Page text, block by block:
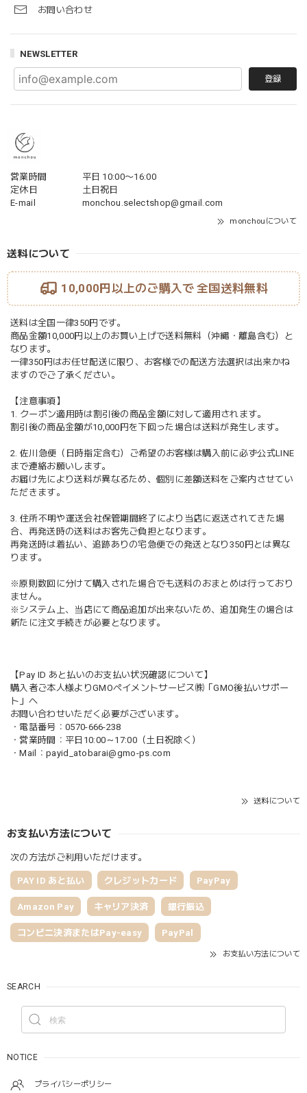
お問い合わせ
NEWSLETTER
登録
営業時間
平日 10:00〜16:00
定休日
土日祝日
E-mail
monchou.selectshop@gmail.com
monchouについて
送料について
10,000円以上のご購入で 全国送料無料
送料は全国一律350円です。
商品金額10,000円以上のお買い上げで送料無料（沖縄・離島含む）と
なります。
一律350円はお任せ配送に限り、お客様での配送方法選択は出来かね
ますのでご了承ください。
【注意事項】
1. クーポン適用時は割引後の商品金額に対して適用されます。
割引後の商品金額が10,000円を下回った場合は送料が発生します。
2. 佐川急便（日時指定含む）ご希望のお客様は購入前に必ず公式LINE
まで連絡お願いします。
お届け先により送料が異なるため、個別に差額送料をご案内させてい
ただきます。
3. 住所不明や運送会社保管期間終了により当店に返送されてきた場
合、再発送時の送料はお客先ご負担となります。
再発送時は着払い、追跡ありの宅急便での発送となり350円とは異な
ります。
※原則数回に分けて購入された場合でも送料のおまとめは行っており
ません。
※システム上、当店にて商品追加が出来ないため、追加発生の場合は
新たに注文手続きが必要となります。
【Pay ID あと払いのお支払い状況確認について】
購入者ご本人様よりGMOペイメントサービス㈱「GMO後払いサポー
ト」へ
お問い合わせいただく必要がございます。
・電話番号：0570-666-238
・営業時間：平日10:00～17:00（土日祝除く）
・Mail： payid_atobarai@gmo-ps.com
送料について
お支払い方法について
次の方法がご利用いただけます。
PAY ID あと払い クレジットカード PayPay
Amazon Pay キャリア決済 銀行振込
コンビニ決済またはPay-easy PayPal
お支払い方法について
SEARCH
NOTICE
プライバシーポリシー